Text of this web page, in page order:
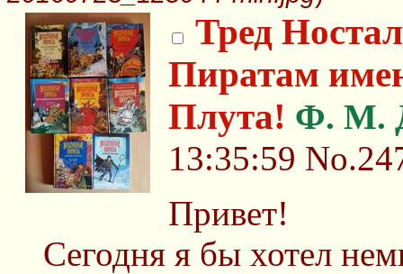
Тред
Пиратам
Плута! Ф. М.
13:35:59
Привет!
Сегодня я бы хотел